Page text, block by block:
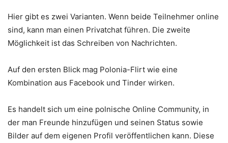
Hier gibt es zwei Varianten. Wenn beide Teilnehmer online
sind, kann man einen Privatchat führen. Die zweite
Möglichkeit ist das Schreiben von Nachrichten.
Auf den ersten Blick mag Polonia-Flirt wie eine
Kombination aus Facebook und Tinder wirken.
Es handelt sich um eine polnische Online Community, in
der man Freunde hinzufügen und seinen Status sowie
Bilder auf dem eigenen Profil veröffentlichen kann. Diese